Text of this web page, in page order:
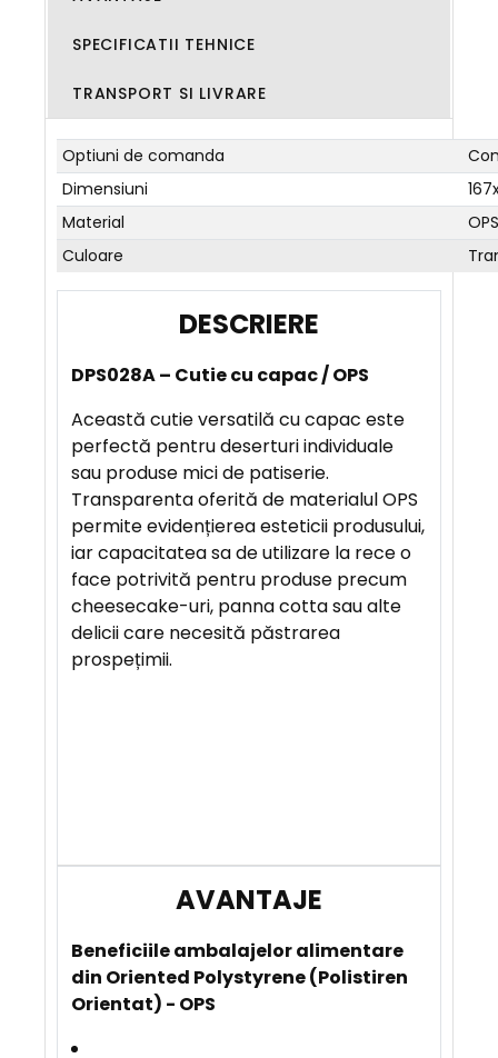
SPECIFICATII TEHNICE
TRANSPORT SI LIVRARE
Optiuni de comanda
Dimensiuni
Material
OPS
Culoare
S
C
R
I
E
R
E
A
A
DPS028A – Cutie cu capac / OPS
Această cutie versatilă cu capac este
perfectă pentru deserturi individuale
sau produse mici de patiserie.
Transparenta oferită de materialul OPS
permite evidențierea esteticii produsului,
iar capacitatea sa de utilizare la rece o
face potrivită pentru produse precum
cheesecake-uri, panna cotta sau alte
delicii care necesită păstrarea
prospețimii.
Beneficiileambalajelor alimentare
din Oriented Polystyrene (Polistiren
Orientat) - OPS